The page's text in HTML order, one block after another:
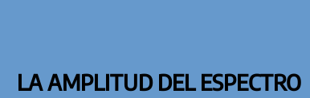
LA AMPLITUD DEL ESPECTRO